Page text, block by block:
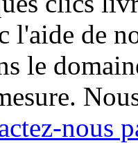
l'aide de
le
nous